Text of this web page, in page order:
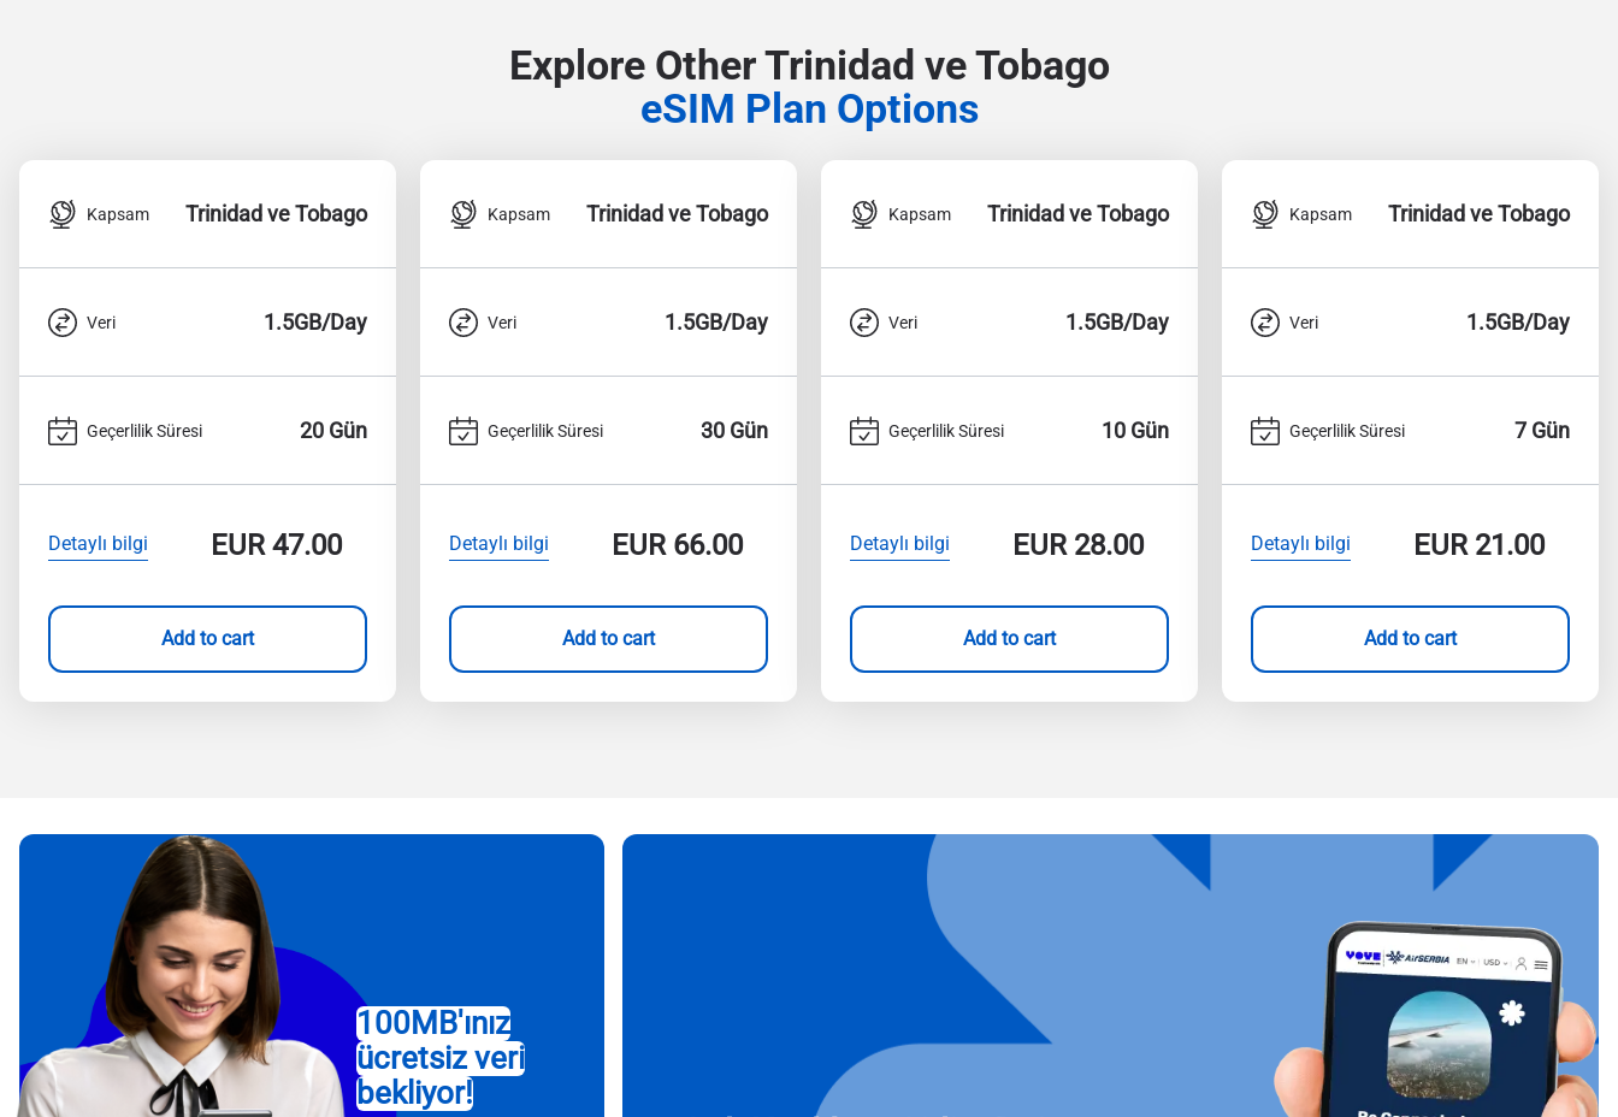
Explore Other Trinidad ve Tobago
eSIM Plan Options
Kapsam Trinidad ve Tobago
Veri 1.5GB/Day
Geçerlilik Süresi 20 Gün
Detaylı bilgi EUR47.00
Add to cart
Kapsam Trinidad ve Tobago
Veri 1.5GB/Day
Geçerlilik Süresi 30 Gün
Detaylı bilgi EUR66.00
Add to cart
Kapsam Trinidad ve Tobago
Veri 1.5GB/Day
Geçerlilik Süresi 10 Gün
Detaylı bilgi EUR28.00
Add to cart
Kapsam Trinidad ve Tobago
Veri 1.5GB/Day
Geçerlilik Süresi 7 Gün
Detaylı bilgi EUR21.00
Add to cart
100MB'ınız
ücretsiz veri
bekliyor!